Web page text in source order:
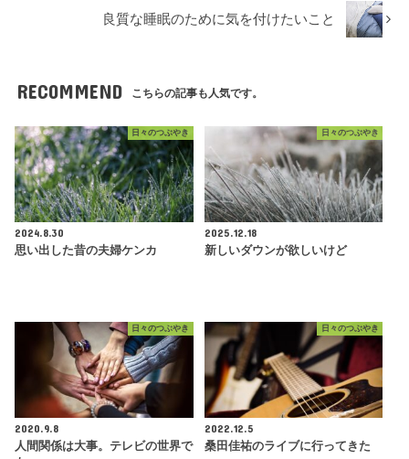
良質な睡眠のために気を付けたいこと
RECOMMEND こちらの記事も人気です。
日々のつぶやき
2024.8.30
思い出した昔の夫婦ケンカ
日々のつぶやき
2025.12.18
新しいダウンが欲しいけど
日々のつぶやき
2020.9.8
人間関係は大事。テレビの世界で
日々のつぶやき
2022.12.5
桑田佳祐のライブに行ってきた